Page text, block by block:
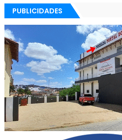
PUBLICIDADES